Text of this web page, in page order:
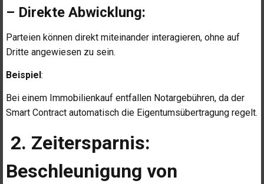
– Direkte Abwicklung:
Parteien können direkt miteinander interagieren, ohne auf
Dritte angewiesen zu sein.
Beispiel:
Bei einem Immobilienkauf entfallen Notargebühren, da der
Smart Contract automatisch die Eigentumsübertragung regelt.
2. Zeitersparnis:
Beschleunigung von